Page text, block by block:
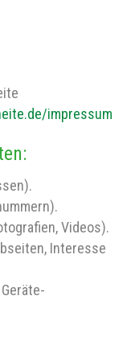
impressum
Videos).
Interesse